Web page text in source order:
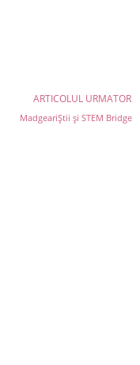
ARTICOLUL URMATOR
MadgeariȘtii și STEM Bridge